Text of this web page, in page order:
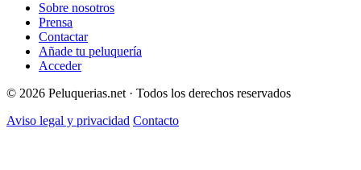
Sobre nosotros
Prensa
Contactar
Añade tu peluquería
Acceder
© 2026 Peluquerias.net · Todos los derechos reservados
Aviso legal y privacidad Contacto